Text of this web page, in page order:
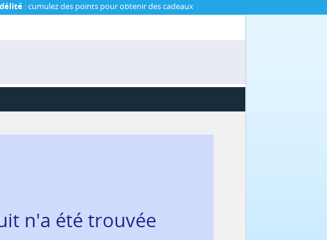
: cumulez des points pour obtenir des cadeaux
n'a été trouvée